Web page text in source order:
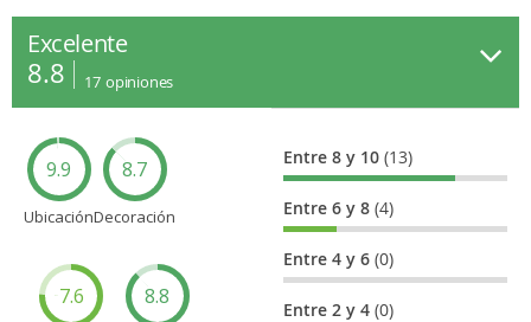
Excelente
8.8 17 opiniones
9.9
Ubicación
8.7
Decoración
7.6 8.8
Entre 8 y 10(13)
Entre 6 y 8(4)
Entre 4 y 6(0)
Entre 2 y 4(0)